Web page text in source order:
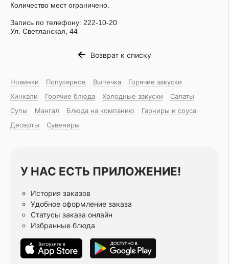
Количество мест ограничено.
Запись по телефону: 222-10-20
Ул. Светланская, 44​
Возврат к списку
Новинки Популярное Выпечка
Горячие закуски
Хинкали
Горячие блюда Холодные закуски
Салаты
Супы
Мангал Блюда на компанию
Гарниры и соуса
Десерты
Сувениры
У НАС ЕСТЬ ПРИЛОЖЕНИЕ!
История заказов
Удобное оформление заказа
Статусы заказа онлайн
Избранные блюда